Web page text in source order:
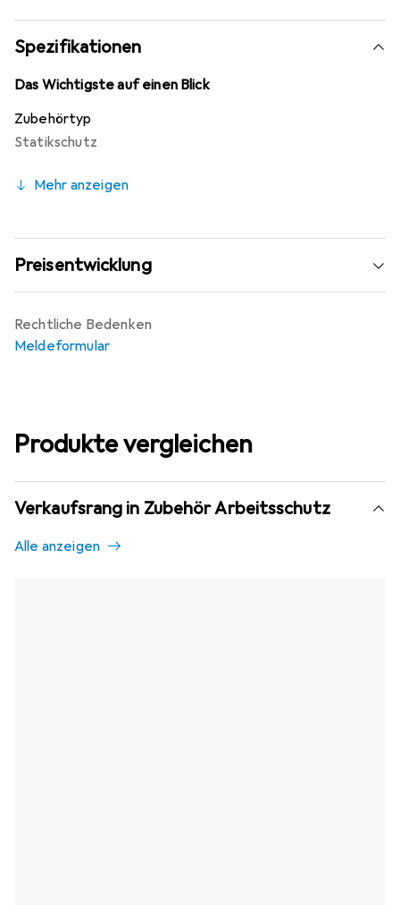
Spezifikationen
Das Wichtigste auf einen Blick
Zubehörtyp
Statikschutz
Mehr anzeigen
Preisentwicklung
Rechtliche Bedenken
Meldeformular
Produkte vergleichen
Verkaufsrang in Zubehör Arbeitsschutz
Alle anzeigen